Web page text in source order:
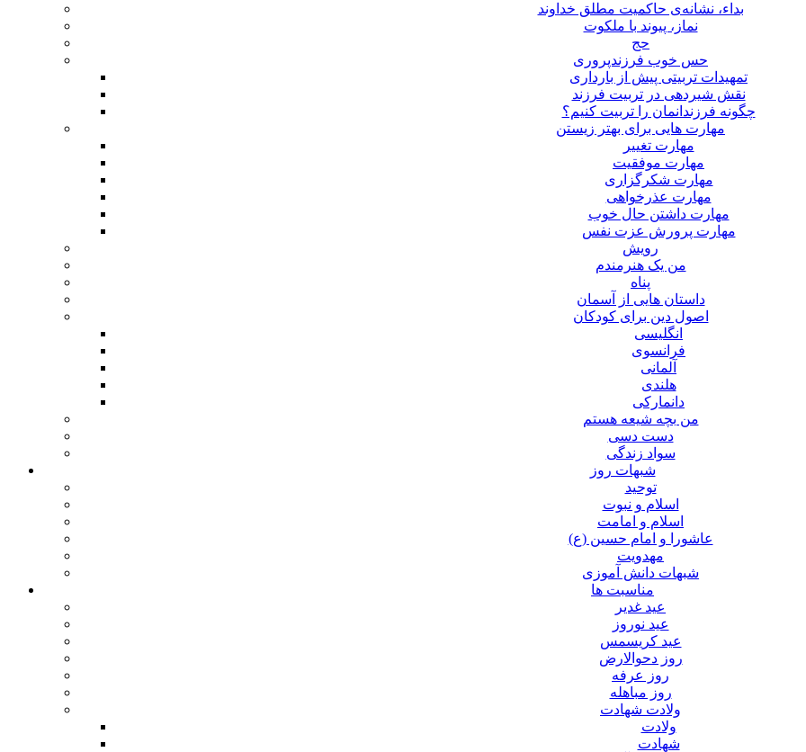
بداء، نشانه‌ی حاکمیت مطلق خداوند
نماز، پیوند با ملکوت
حج
حس خوب فرزندپروری
تمهیدات تربیتی پیش از بارداری
نقش شیردهی در تربیت فرزند
چگونه فرزندانمان را تربیت کنیم؟
مهارت هایی برای بهتر زیستن
مهارت تغییر
مهارت موفقیت
مهارت شکرگزاری
مهارت عذرخواهی
مهارت داشتن حال خوب
مهارت پرورش عزت نفس
رویش
من یک هنرمندم
پناه
داستان هایی از آسمان
اصول دین برای کودکان
انگلیسی
فرانسوی
آلمانی
هلندی
دانمارکی
من بچه شیعه هستم
دست دسی
سواد زندگی
شبهات روز
توحید
اسلام و نبوت
اسلام و امامت
عاشورا و امام حسین (ع)
مهدویت
شبهات دانش آموزی
مناسبت ها
عید غدير
عید نوروز
عید کریسمس
روز دحوالارض
روز عرفه
روز مباهله
ولادت شهادت
ولادت
شهادت